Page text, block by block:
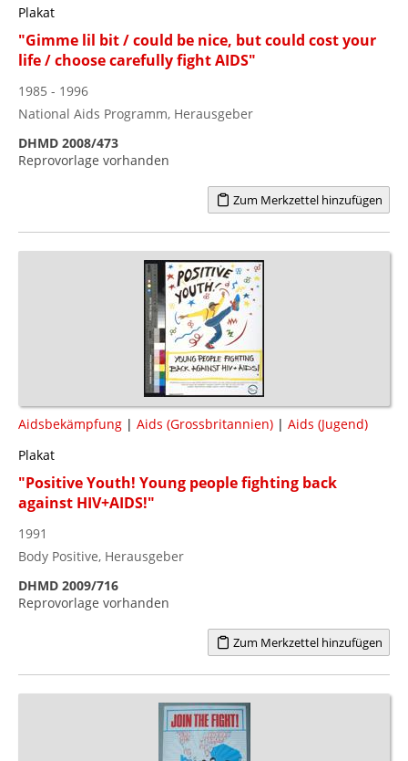
Plakat
"Gimme lil bit / could be nice, but could cost your
life / choose carefully fight AIDS"
1985 - 1996
National Aids Programm, Herausgeber
DHMD 2008/473
Reprovorlage vorhanden
Zum Merkzettel hinzufügen
Aidsbekämpfung | Aids (Grossbritannien) | Aids (Jugend)
Plakat
"Positive Youth! Young people fighting back
against HIV+AIDS!"
1991
Body Positive, Herausgeber
DHMD 2009/716
Reprovorlage vorhanden
Zum Merkzettel hinzufügen